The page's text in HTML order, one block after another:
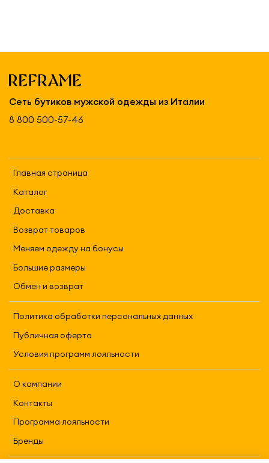
Главная страница
Каталог
Доставка
Возврат товаров
Меняем одежду на бонусы
Большие размеры
Обмен и возврат
Политика обработки персональных данных
Публичная оферта
Условия программ лояльности
О компании
Контакты
Программа лояльности
Бренды
Сеть бутиков мужской одежды из Италии
8 800 500-57-46